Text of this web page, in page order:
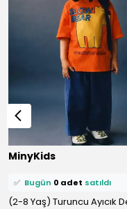
MinyKids
⭐️ Bu ürünü10 kişifavoriledi!
8 kişi
✅ Bugün 0 adet satıldı